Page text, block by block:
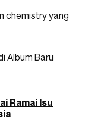
chemistry yang
Ramai Isu